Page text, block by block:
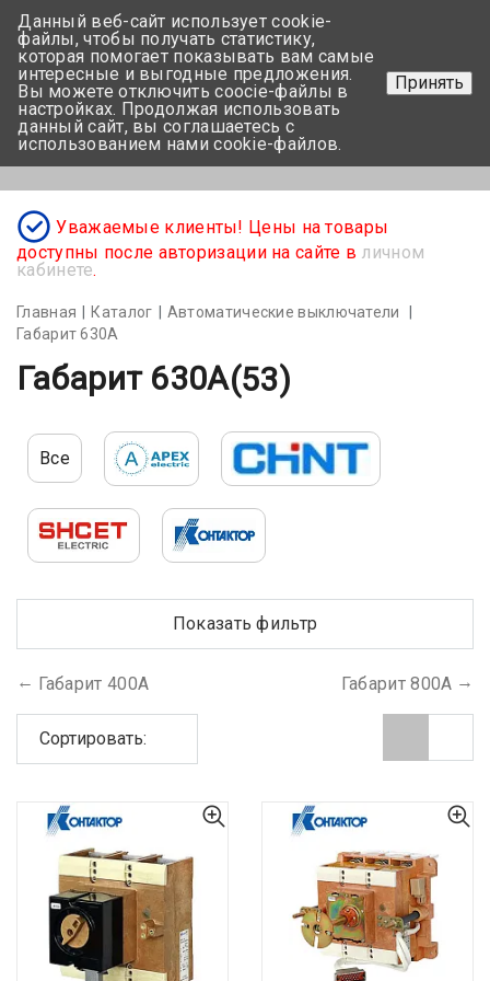
+375 17-350-99-56
+375 44-752-82-08
Задать вопрос
Уважаемые клиенты! Цены на товары
доступны после авторизации на сайте в личном
кабинете.
Главная Каталог
Автоматические выключатели
Габарит 630А
Габарит 630А(53)
Все
Показать фильтр
Габарит 400А Габарит 800А
Сортировать:
Данный веб-сайт использует cookie-
файлы, чтобы получать статистику,
которая помогает показывать вам самые
интересные и выгодные предложения.
Вы можете отключить coocie-файлы в
настройках. Продолжая использовать
данный сайт, вы соглашаетесь с
использованием нами cookie-файлов.
Принять